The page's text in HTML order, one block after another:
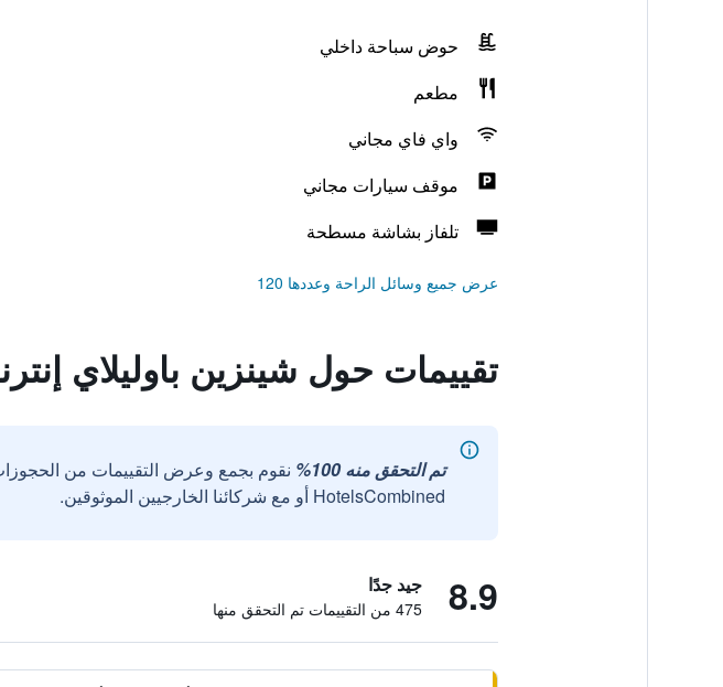
حوض سباحة داخلي
مطعم
واي فاي مجاني
موقف سيارات مجاني
تلفاز بشاشة مسطحة
عرض جميع وسائل الراحة وعددها 120
تقييمات حول شينزين باوليلاي
تم التحقق منه 100%
نقوم بجمع وعرض التقييمات من
HotelsCombined أو مع شركائنا الخارجيين الموثوقين.
8.9 جيد جدًا
475 من التقييمات تم التحقق منها